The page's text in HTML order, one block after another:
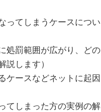
ってしまうケースについ
処罰範囲が広がり、どの
します）
ケースなどネットに起因
てしまった方の実例の解